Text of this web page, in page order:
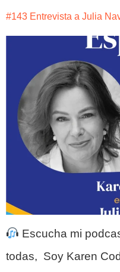
#143 Entrevista a Julia
Escucha mi
todas, Soy Karen